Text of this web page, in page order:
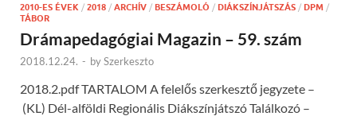
2010-ES ÉVEK / 2018 / ARCHÍV / BESZÁMOLÓ / DIÁKSZÍNJÁTSZÁS / DPM /
TÁBOR
Drámapedagógiai Magazin – 59. szám
2018.12.24. - bySzerkeszto
2018.2.pdf TARTALOM A felelős szerkesztő jegyzete –
(KL) Dél-alföldi Regionális Diákszínjátszó Találkozó –